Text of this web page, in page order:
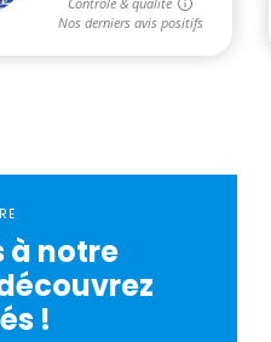
à notre
!